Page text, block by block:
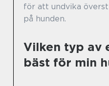
för att undvika
på hunden.
Vilken typ av
bäst för min